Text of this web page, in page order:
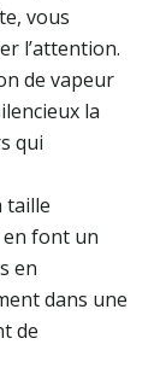
vous
l’attention.
de vapeur
la
qui
taille
en font un
en
dans une
de